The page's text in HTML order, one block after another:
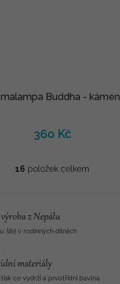
Buddha - kámen
360 Kč
O
d
a
p
r
16 položek celkem
z Nepálu
šité v rodinných dílnách
materiály
tisk co vydrží a prvotřídní bavlna